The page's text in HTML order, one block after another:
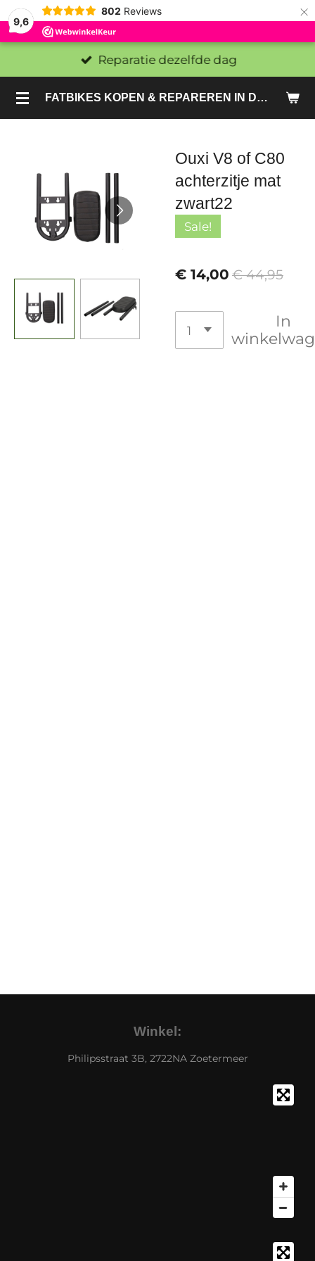
9,6
802 Reviews ×
FATBIKES KOPEN & REPAREREN IN DEN HAAG EN ZOETERMEER - SACHE BIKES
Reparatie dezelfde dag
Ouxi V8 of C80
achterzitje mat
zwart22
Sale!
€ 14,00 € 44,95
In
Winkel:
Philipsstraat 3B, 2722NA Zoetermeer